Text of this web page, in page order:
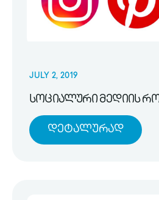
JULY 2, 2019
სოციალური მედიის
Დეტალურად